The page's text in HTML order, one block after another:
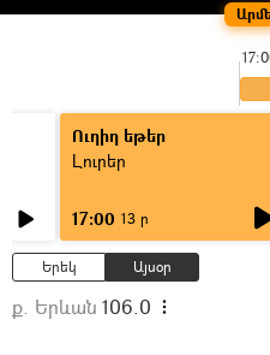
Ուղիղ եթեր
Լուրեր
17:00 13 ր
Երեկ Այսօր
ք. Երևան 106.0